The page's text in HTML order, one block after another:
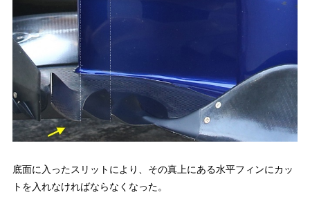
底面に入ったスリットにより、その真上にある水平フィンにカッ
トを入れなければならなくなった。